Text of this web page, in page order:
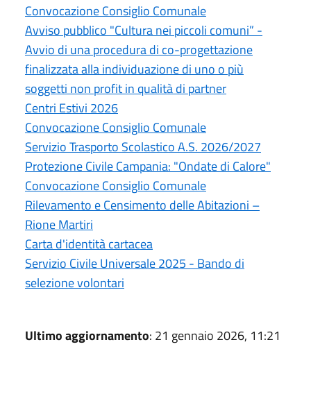
Convocazione Consiglio Comunale
Avviso pubblico "Cultura nei piccoli comuni” -
Avvio di una procedura di co-progettazione
finalizzata alla individuazione di uno o più
soggetti non profit in qualità di partner
Centri Estivi 2026
Convocazione Consiglio Comunale
Servizio Trasporto Scolastico A.S. 2026/2027
Protezione Civile Campania: "Ondate di Calore"
Convocazione Consiglio Comunale
Rilevamento e Censimento delle Abitazioni –
Rione Martiri
Carta d'identità cartacea
Servizio Civile Universale 2025 - Bando di
selezione volontari
Ultimo aggiornamento: 21 gennaio 2026, 11:21